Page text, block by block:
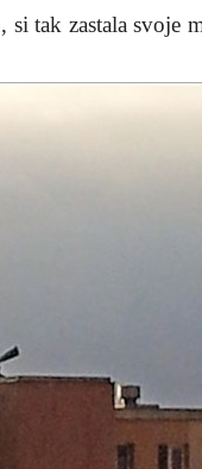
tak zastala svoje